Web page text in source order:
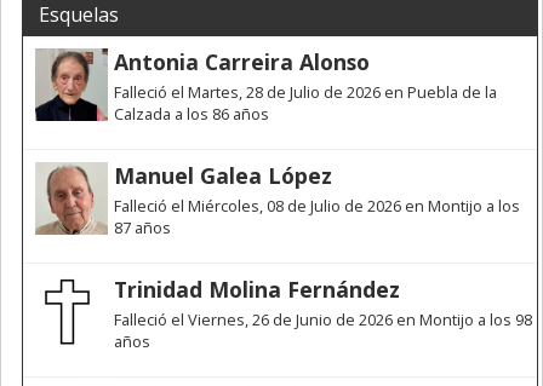
Esquelas
Antonia Carreira Alonso
Falleció el Martes, 28 de Julio de 2026 en Puebla de la
Calzada a los 86 años
Manuel Galea López
Falleció el Miércoles, 08 de Julio de 2026 en Montijo a los
87 años
Trinidad Molina Fernández
Falleció el Viernes, 26 de Junio de 2026 en Montijo a los 98
años